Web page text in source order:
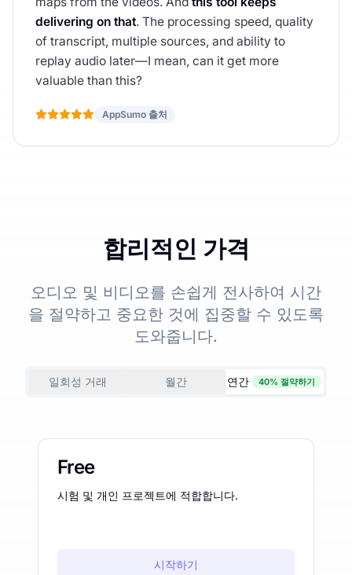
delivering on that. The processing speed, quality
of transcript, multiple sources, and ability to
replay audio later—I mean, can it get more
valuable than this?
AppSumo 출처
합리적인 가격
오디오 및 비디오를 손쉽게 전사하여 시간
을 절약하고 중요한 것에 집중할 수 있도록
도와줍니다.
일회성 거래 월간 연간 40% 절약하기
Free
시험 및 개인 프로젝트에 적합합니다.
시작하기